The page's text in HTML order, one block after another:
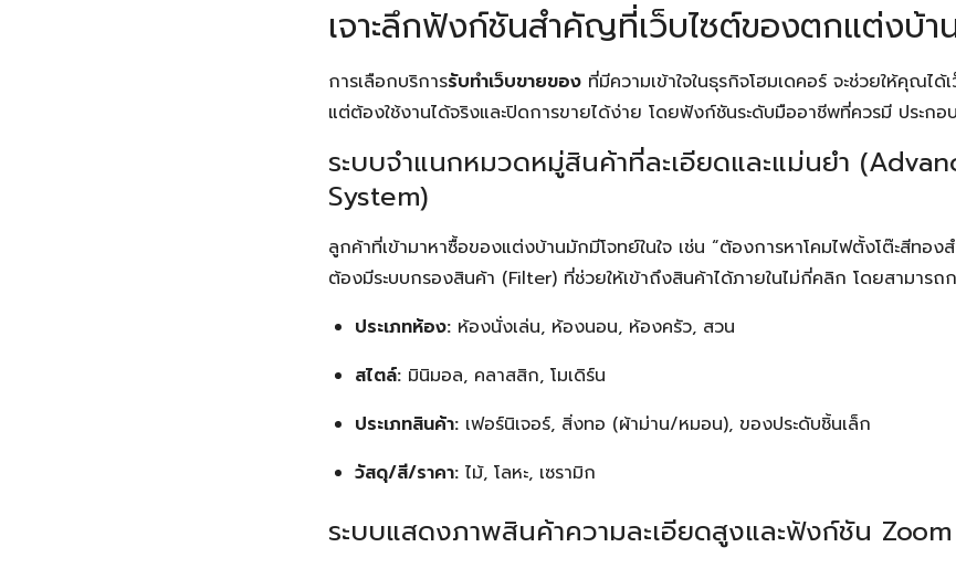
เจาะลึกฟังก์ชันสำคัญที่เว็บไซต์ของตกแต่งบ้า
การเลือกบริการรับทำเว็บขายของ ที่มีความเข้าใจในธุรกิจโฮมเดคอร์ จะช่วยให้คุณได้
แต่ต้องใช้งานได้จริงและปิดการขายได้ง่าย โดยฟังก์ชันระดับมืออาชีพที่ควรมี ประกอ
ระบบจำแนกหมวดหมู่สินค้าที่ละเอียดและแม่นยำ
System)
ลูกค้าที่เข้ามาหาซื้อของแต่งบ้านมักมีโจทย์ในใจ เช่น “ต้องการหาโคมไฟตั้งโต๊ะสีทอง
ต้องมีระบบกรองสินค้า (Filter) ที่ช่วยให้เข้าถึงสินค้าได้ภายในไม่กี่คลิก โดยสามารถ
ประเภทห้อง: ห้องนั่งเล่น, ห้องนอน, ห้องครัว, สวน
สไตล์: มินิมอล, คลาสสิก, โมเดิร์น
ประเภทสินค้า: เฟอร์นิเจอร์, สิ่งทอ (ผ้าม่าน/หมอน), ของประดับชิ้นเล็ก
วัสดุ/สี/ราคา: ไม้, โลหะ, เซรามิก
ระบบแสดงภาพสินค้าความละเอียดสูงและฟังก์ชัน Zoom